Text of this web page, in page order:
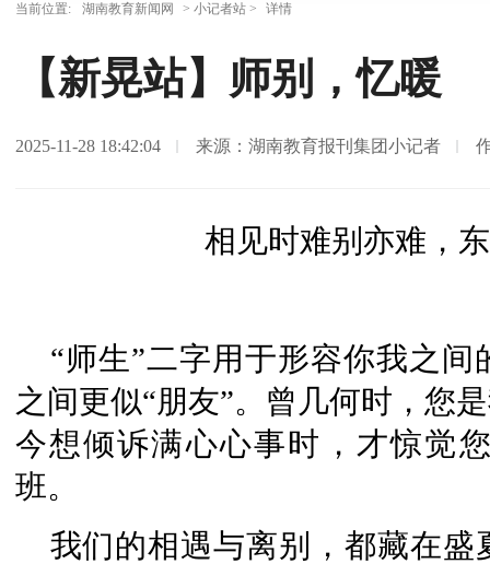
当前位置: 湖南教育新闻网 > 小记者站 > 详情
【新晃站】师别，忆暖
2025-11-28 18:42:04 来源：湖南教育报刊集团小记者
相见时难别亦难，
“师生”二字用于形容你我之间
之间更似“朋友”。曾几何时，您
今想倾诉满心心事时，才惊觉
班。
我们的相遇与离别，都藏在